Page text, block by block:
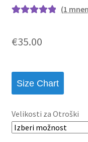
podlagi ocene
(1
€35.00
Size Chart
Velikosti za Otroški